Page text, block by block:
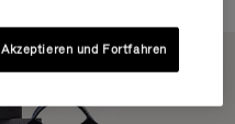
Akzeptieren und Fortfahren